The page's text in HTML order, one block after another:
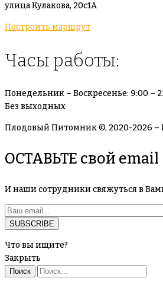
улица Кулакова, 20с1А
Построить маршрут
Часы работы:
Понедельник – Воскресенье: 9:00 –
Без выходных
Плодовый Питомник ©, 2020-2026 –
ОСТАВЬТЕ свой email
И наши сотрудники свяжуться в
Что вы ищите?
Закрыть
Поиск